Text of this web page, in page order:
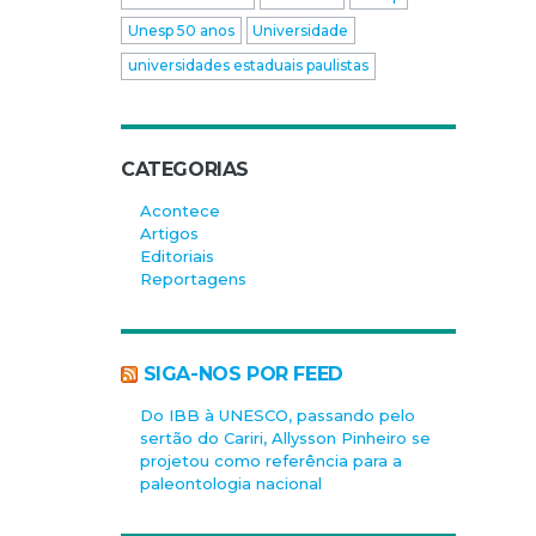
Unesp 50 anos
Universidade
universidades estaduais paulistas
CATEGORIAS
Acontece
Artigos
Editoriais
Reportagens
SIGA-NOS POR FEED
Do IBB à UNESCO, passando pelo
sertão do Cariri, Allysson Pinheiro se
projetou como referência para a
paleontologia nacional